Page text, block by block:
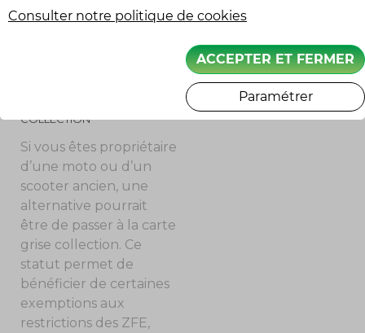
jusqu’à 450 euros.
COLLECTION
Si vous êtes propriétaire
d’une moto ou d’un
scooter ancien, une
alternative pourrait
être de passer à la carte
grise collection. Ce
statut permet de
bénéficier de certaines
exemptions aux
restrictions des ZFE,
Consulter notre politique de cookies
ACCEPTER ET FERMER
Paramétrer